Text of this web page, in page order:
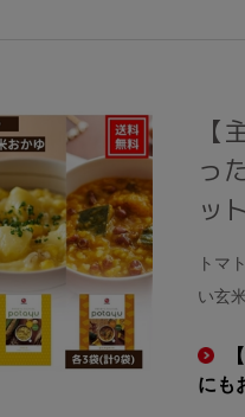
っ
ット
トマ
い玄
にも